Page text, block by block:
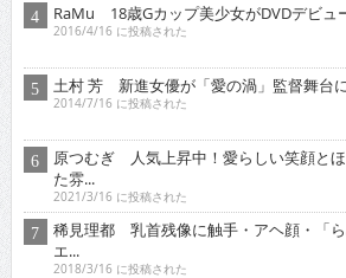
RaMu 18歳Gカップ美少女がDVDデビュ
2016/4/16 に投稿された
土村 芳 新進女優が「愛の渦」監督舞台
2014/7/16 に投稿された
原つむぎ 人気上昇中！愛らしい笑顔と
た雰...
2021/3/16 に投稿された
稀見理都 乳首残像に触手・アヘ顔・「
エ...
2018/3/16 に投稿された